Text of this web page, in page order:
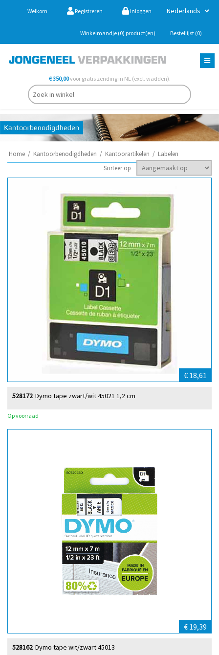
Welkom Registreren Inloggen
Winkelmandje (0) product(en) Bestellijst (0)
€ 350,00voor gratis zending in NL (excl. wadden).
Home / Kantoorbenodigdheden / Kantoorartikelen / Labelen
Sorteer op
€ 18,61
Dymo tape zwart/wit 45021 1,2 cm
528172
Op voorraad
€ 19,39
Dymo tape wit/zwart 45013
528162